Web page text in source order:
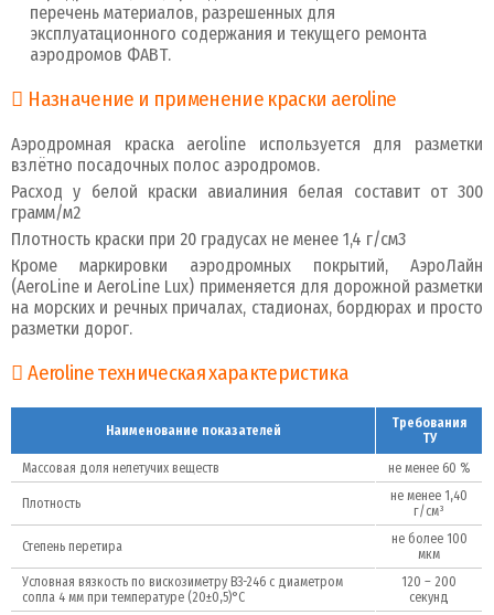
перечень материалов, разрешенных для
эксплуатационного содержания и текущего ремонта
аэродромов ФАВТ.
Назначение и применение краски aeroline
Аэродромная краска aeroline используется для разметки
взлётно посадочных полос аэродромов.
Расход у белой краски авиалиния белая составит от 300
грамм/м2
Плотность краски при 20 градусах не менее 1,4 г/см3
Кроме маркировки аэродромных покрытий, АэроЛайн
(AeroLine и AeroLine Lux) применяется для дорожной разметки
на морских и речных причалах, стадионах, бордюрах и просто
разметки дорог.
Aeroline техническая характеристика
Наименование показателей
Требования
ТУ
Массовая доля нелетучих веществ
не менее 60 %
Плотность
не менее 1,40
г/см³
Степень перетира
не более 100
мкм
Условная вязкость по вискозиметру ВЗ-246 с диаметром
сопла 4 мм при температуре (20±0,5)°С
120 – 200
секунд